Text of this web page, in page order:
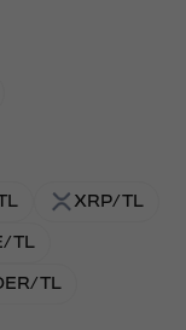
XRP/TL
TL
TL